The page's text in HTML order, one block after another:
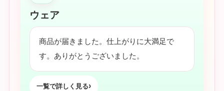
ウェア
商品が届きました。仕上がりに大満足で
す。ありがとうございました。
一覧で詳しく見る